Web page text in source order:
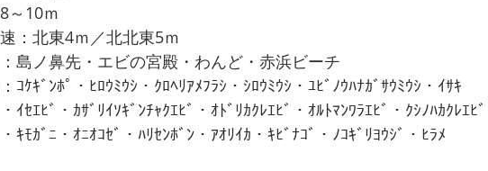
～10ｍ
：北東4ｍ／北北東5ｍ
島ノ鼻先・エビの宮殿・わんど・赤浜ビーチ
ｺｹｷﾞﾝﾎﾟ・ﾋﾛｳﾐｳｼ・ｸﾛﾍﾘｱﾒﾌﾗｼ・ｼﾛｳﾐｳｼ・ﾕﾋﾞﾉｳﾊﾅｶﾞｻｳﾐｳｼ・ｲｻｷ
・ｶｻﾞﾘｲｿｷﾞﾝﾁｬｸｴﾋﾞ・ｵﾄﾞﾘｶｸﾚｴﾋﾞ・ｵﾙﾄﾏﾝﾜﾗｴﾋﾞ・ｸｼﾉﾊｶｸﾚｴﾋﾞ
・ｵﾆｵｺｾﾞ・ﾊﾘｾﾝﾎﾞﾝ・ｱｵﾘｲｶ・ｷﾋﾞﾅｺﾞ・ﾉｺｷﾞﾘﾖｳｼﾞ・ﾋﾗﾒ